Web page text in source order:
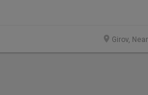
Girov,